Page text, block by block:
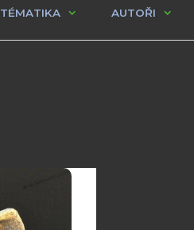
TÉMATIKA AUTOŘI